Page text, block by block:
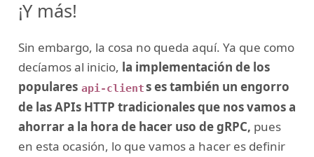
¡Y más!
Sin embargo, la cosa no queda aquí. Ya que como
decíamos al inicio, la implementación de los
populares api-clients es también un engorro
de las APIs HTTP tradicionales que nos vamos a
ahorrar a la hora de hacer uso de gRPC, pues
en esta ocasión, lo que vamos a hacer es definir